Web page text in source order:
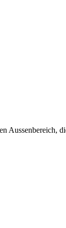
Aussenbereich,